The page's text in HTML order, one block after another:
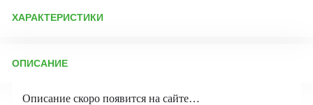
ХАРАКТЕРИСТИКИ
Бренд товара:
ОПИСАНИЕ
Описание скоро появится на сайте…